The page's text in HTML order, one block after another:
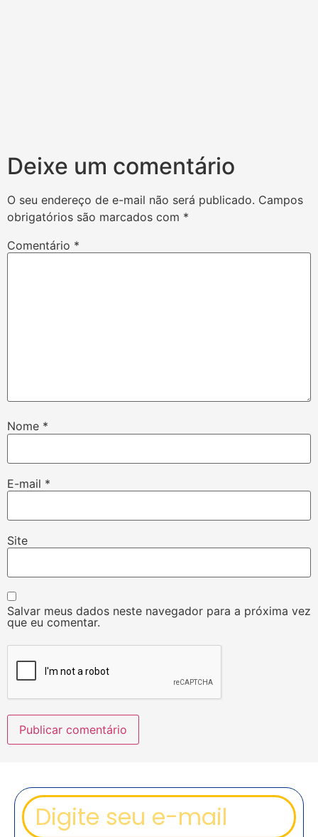
Deixe um comentário
O seu endereço de e-mail não será publicado. Campos
obrigatórios são marcados com *
Comentário *
Nome *
E-mail *
Site
Salvar meus dados neste navegador para a próxima vez
que eu comentar.